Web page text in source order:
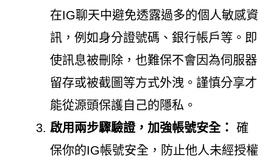
在IG聊天中避免透露過多的個人敏感資
訊，例如身分證號碼、銀行帳戶等。即
使訊息被刪除，也難保不會因為伺服器
留存或被截圖等方式外洩。謹慎分享才
能從源頭保護自己的隱私。
啟用兩步驟驗證，加強帳號安全： 確
保你的IG帳號安全，防止他人未經授權